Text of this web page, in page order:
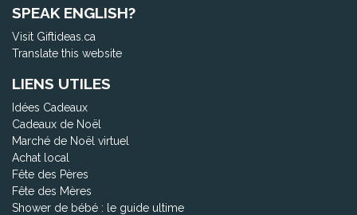
SPEAK ENGLISH?
Visit Giftideas.ca
Translate this website
LIENS UTILES
Idées Cadeaux
Cadeaux de Noël
Marché de Noël virtuel
Achat local
Fête des Pères
Fête des Mères
Shower de bébé : le guide ultime